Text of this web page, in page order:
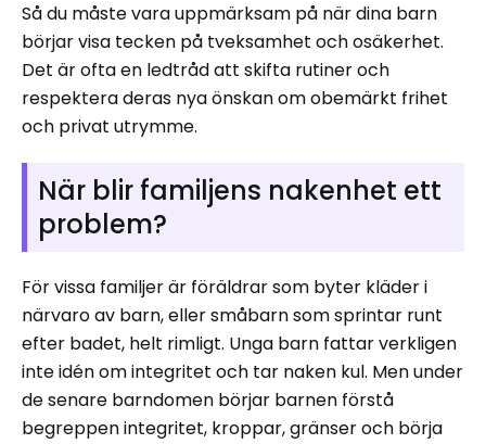
Så du måste vara uppmärksam på när dina barn
börjar visa tecken på tveksamhet och osäkerhet.
Det är ofta en ledtråd att skifta rutiner och
respektera deras nya önskan om obemärkt frihet
och privat utrymme.
När blir familjens nakenhet ett
problem?
För vissa familjer är föräldrar som byter kläder i
närvaro av barn, eller småbarn som sprintar runt
efter badet, helt rimligt. Unga barn fattar verkligen
inte idén om integritet och tar naken kul. Men under
de senare barndomen börjar barnen förstå
begreppen integritet, kroppar, gränser och börja